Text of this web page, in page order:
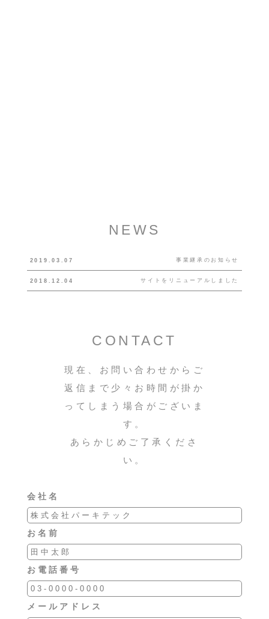
NEWS
2019.03.07 事業継承のお知らせ
2018.12.04 サイトをリニューアルしました
CONTACT
現在、お問い合わせからご
返信まで少々お時間が掛か
ってしまう場合がございま
す。
あらかじめご了承くださ
い。
会社名
お名前
お電話番号
メールアドレス